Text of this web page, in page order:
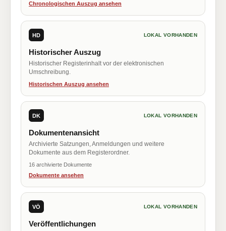
Chronologischen Auszug ansehen
HD LOKAL VORHANDEN
Historischer Auszug
Historischer Registerinhalt vor der elektronischen
Umschreibung.
Historischen Auszug ansehen
DK LOKAL VORHANDEN
Dokumentenansicht
Archivierte Satzungen, Anmeldungen und weitere
Dokumente aus dem Registerordner.
16 archivierte Dokumente
Dokumente ansehen
VÖ LOKAL VORHANDEN
Veröffentlichungen